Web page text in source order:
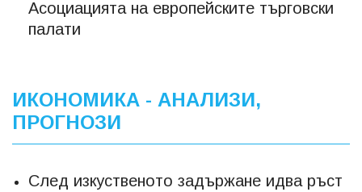
Асоциацията на европейските търговски
палати
ИКОНОМИКА - АНАЛИЗИ,
ПРОГНОЗИ
След изкуственото задържане идва ръст